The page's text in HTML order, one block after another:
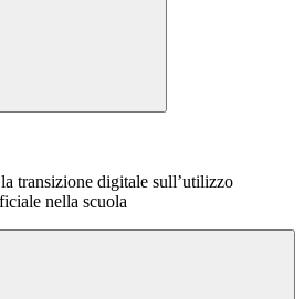
transizione digitale sull’utilizzo
nella scuola